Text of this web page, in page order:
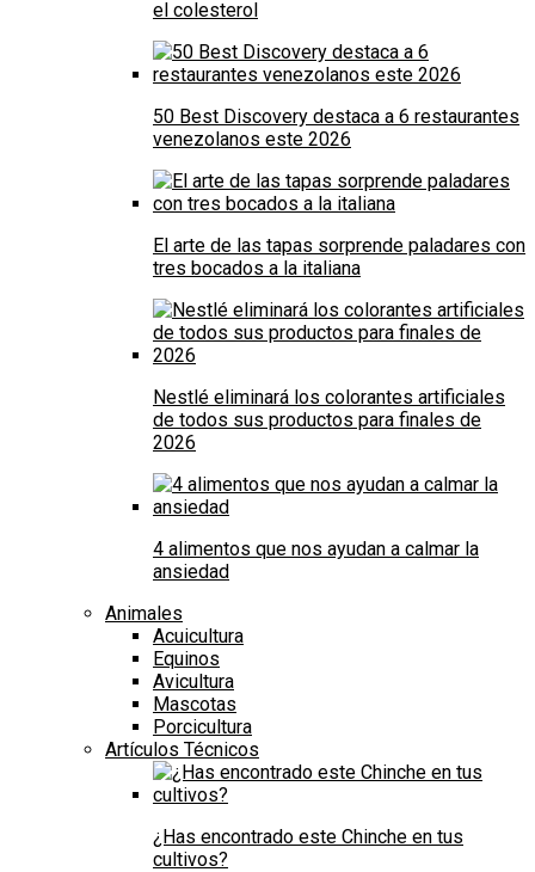
el colesterol
50 Best Discovery destaca a 6 restaurantes
venezolanos este 2026
El arte de las tapas sorprende paladares con
tres bocados a la italiana
Nestlé eliminará los colorantes artificiales
de todos sus productos para finales de
2026
4 alimentos que nos ayudan a calmar la
ansiedad
Animales
Acuicultura
Equinos
Avicultura
Mascotas
Porcicultura
Artículos Técnicos
¿Has encontrado este Chinche en tus
cultivos?